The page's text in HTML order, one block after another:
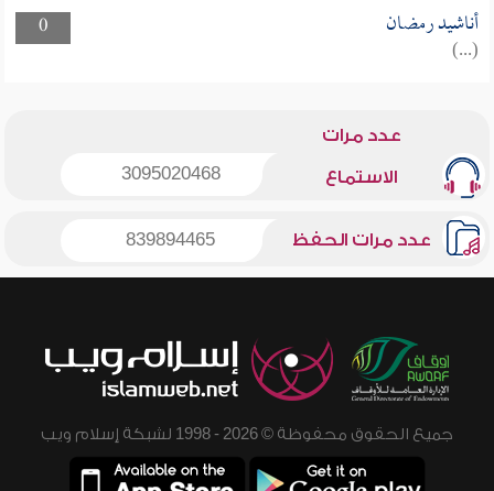
0
أناشيد رمضان
(...)
عدد مرات
الاستماع 3095020468
عدد مرات الحفظ 839894465
جميع الحقوق محفوظة © 2026 - 1998 لشبكة إسلام ويب